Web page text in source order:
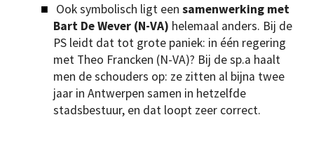
Ook symbolisch ligt een samenwerking met
Bart De Wever (N-VA) helemaal anders. Bij de
PS leidt dat tot grote paniek: in één regering
met Theo Francken (N-VA)? Bij de sp.a haalt
men de schouders op: ze zitten al bijna twee
jaar in Antwerpen samen in hetzelfde
stadsbestuur, en dat loopt zeer correct.